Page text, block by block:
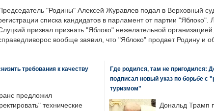
"Родины" Алексей Журавлев подал в Верховный
списка кандидатов в парламент от партии
призвал признать "Яблоко" нежелательной
вообще заявил, что "Яблоко" продает Родину и
требования к качеству
предложил
технические
Где родился, там не пригодился:
подписал новый указ по борьбе с
туризмом"
Дональд Трамп